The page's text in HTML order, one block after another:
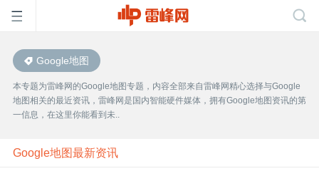
首
页
雷
Google地图
本专题为雷峰网的Google地图专题，内容全部来自雷峰网精心选择与Google
地图相关的最近资讯，雷峰网是国内智能硬件媒体，拥有Google地图资讯的第
一信息，在这里你能看到未..
Google地图最新资讯